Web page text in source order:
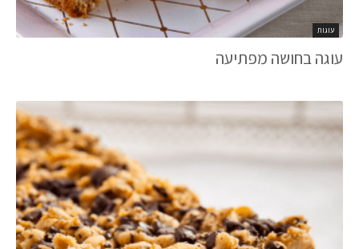
עוגות
עוגה בחושה מפתיעה